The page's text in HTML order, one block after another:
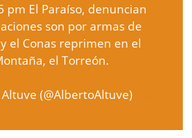
pm El Paraíso, denuncian
son por armas de
el Conas reprimen en el
el Torreón.
(@AlbertoAltuve)